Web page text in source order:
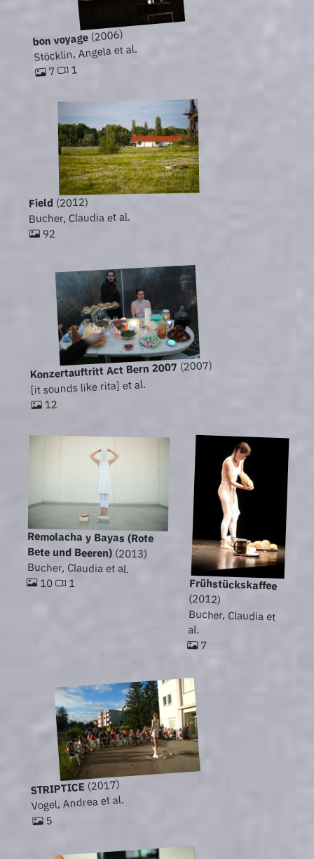
bon voyage(2006)
Stöcklin, Angela et al.
7 1
Field (2012)
Bucher, Claudia et al.
92
Konzertauftritt Act Bern 2007 (2007)
[it sounds like rita] et al.
12
Remolacha y Bayas (Rote
Bete und Beeren)(2013)
Bucher, Claudia et al.
10 1 Frühstückskaffee
(2012)
Bucher, Claudia et
al.
7
STRIPTICE(2017)
Vogel, Andrea et al.
5